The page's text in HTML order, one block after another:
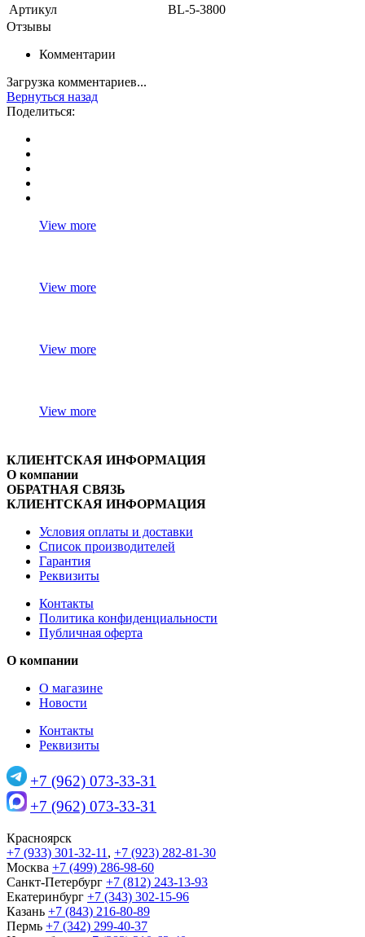
Артикул
BL-5-3800
Отзывы
Комментарии
Загрузка комментариев...
Вернуться назад
Поделиться:
View more
View more
View more
View more
КЛИЕНТСКАЯ ИНФОРМАЦИЯ
О компании
ОБРАТНАЯ СВЯЗЬ
КЛИЕНТСКАЯ ИНФОРМАЦИЯ
Условия оплаты и доставки
Список производителей
Гарантия
Реквизиты
Контакты
Политика конфиденциальности
Публичная оферта
О компании
О магазине
Новости
Контакты
Реквизиты
+7 (962) 073-33-31
+7 (962) 073-33-31
Красноярск
+7 (933) 301-32-11 , +7 (923) 282-81-30
Москва +7 (499) 286-98-60
Санкт-Петербург +7 (812) 243-13-93
Екатеринбург +7 (343) 302-15-96
Казань +7 (843) 216-80-89
Пермь +7 (342) 299-40-37